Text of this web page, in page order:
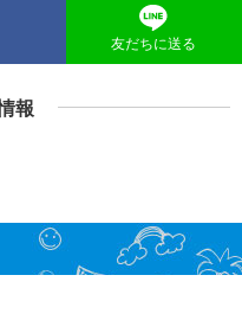
友だちに送る
報